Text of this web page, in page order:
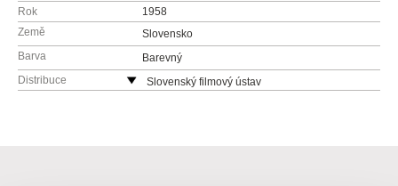
Rok
1958
Země
Slovensko
Barva
Barevný
Distribuce
Slovenský filmový ústav